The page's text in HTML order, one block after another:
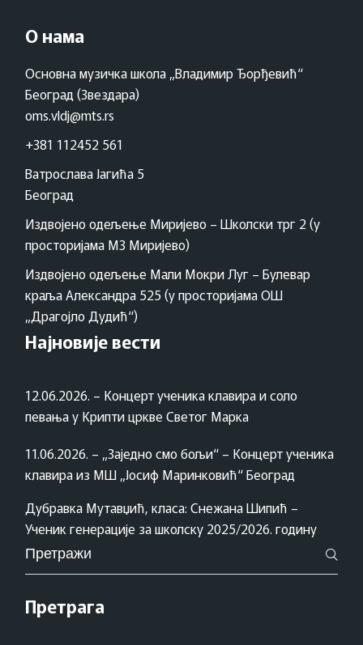
О нама
Основна музичка школа „Владимир Ђорђевић“
Београд (Звездара)
oms.vldj@mts.rs
+381 112452 561
Ватрослава Јагића 5
Београд
Издвојено одељење Миријево – Школски трг 2 (у
просторијама МЗ Миријево)
Издвојено одељење Мали Мокри Луг – Булевар
краља Александра 525 (у просторијама ОШ
„Драгојло Дудић“)
Најновије вести
12.06.2026. – Концерт ученика клавира и соло
певања у Крипти цркве Светог Марка
11.06.2026. – „Заједно смо бољи“ – Концерт ученика
клавира из МШ „Јосиф Маринковић“ Београд
Дубравка Мутавџић, класа: Снежана Шипић –
Ученик генерације за школску 2025/2026. годину
Pretraži
za:
Претрага